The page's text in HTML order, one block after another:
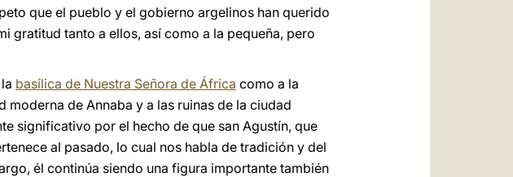
que el pueblo y el gobierno argelinos han querido
gratitud tanto a ellos, así como a la pequeña, pero
basílica de Nuestra Señora de África como a la
de Annaba y a las ruinas de la ciudad
significativo por el hecho de que san Agustín, que
al pasado, lo cual nos habla de tradición y del
él continúa siendo una figura importante también